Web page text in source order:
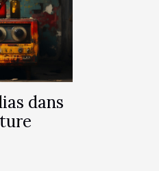
dans